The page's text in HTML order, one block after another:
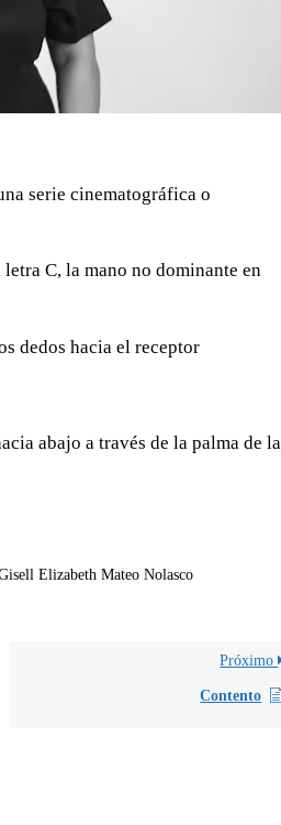
serie cinematográfica o
C, la mano no dominante en
dedos hacia el receptor
abajo a través de la palma de la
Elizabeth Mateo Nolasco
Próximo
Contento